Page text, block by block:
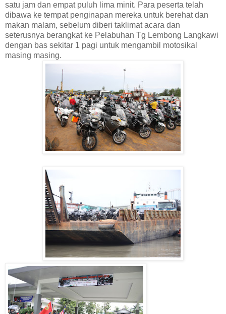
satu jam dan empat puluh lima minit. Para peserta telah
dibawa ke tempat penginapan mereka untuk berehat dan
makan malam, sebelum diberi taklimat acara dan
seterusnya berangkat ke Pelabuhan Tg Lembong Langkawi
dengan bas sekitar 1 pagi untuk mengambil motosikal
masing masing.